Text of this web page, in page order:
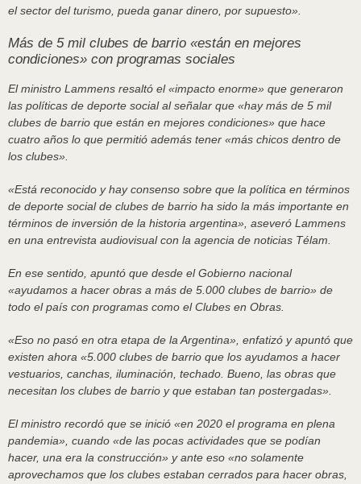
el sector del turismo, pueda ganar dinero, por supuesto».
Más de 5 mil clubes de barrio «están en mejores
condiciones» con programas sociales
El ministro Lammens resaltó el «impacto enorme» que generaron
las políticas de deporte social al señalar que «hay más de 5 mil
clubes de barrio que están en mejores condiciones» que hace
cuatro años lo que permitió además tener «más chicos dentro de
los clubes».
«Está reconocido y hay consenso sobre que la política en términos
de deporte social de clubes de barrio ha sido la más importante en
términos de inversión de la historia argentina», aseveró Lammens
en una entrevista audiovisual con la agencia de noticias Télam.
En ese sentido, apuntó que desde el Gobierno nacional
«ayudamos a hacer obras a más de 5.000 clubes de barrio» de
todo el país con programas como el Clubes en Obras.
«Eso no pasó en otra etapa de la Argentina», enfatizó y apuntó que
existen ahora «5.000 clubes de barrio que los ayudamos a hacer
vestuarios, canchas, iluminación, techado. Bueno, las obras que
necesitan los clubes de barrio y que estaban tan postergadas».
El ministro recordó que se inició «en 2020 el programa en plena
pandemia», cuando «de las pocas actividades que se podían
hacer, una era la construcción» y ante eso «no solamente
aprovechamos que los clubes estaban cerrados para hacer obras,